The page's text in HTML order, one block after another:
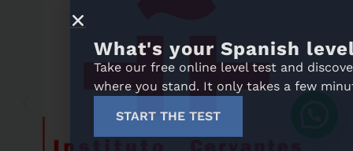
What's your Spanish level?
Take our free online level test and discover
where you stand. It only takes a few minutes!
START THE TEST